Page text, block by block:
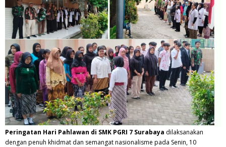
Peringatan Hari Pahlawan di SMK PGRI 7 Surabaya dilaksanakan
dengan penuh khidmat dan semangat nasionalisme pada Senin, 10